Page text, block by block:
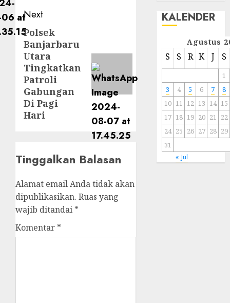
Next
Polsek
Banjarbaru
Utara
Tingkatkan
Patroli
Gabungan
Di Pagi
Hari
Tinggalkan Balasan
Alamat email Anda tidak akan
dipublikasikan. Ruas yang
wajib ditandai *
Komentar *
KALENDER
Agustus
S S R K J S
1
3
4 5 6 7
8
10 11 12 13 14 15
17 18 19 20 21 22
24 25 26 27 28 29
31
« Jul